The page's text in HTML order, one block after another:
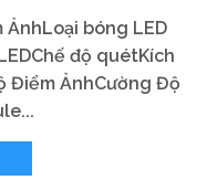
ẢnhLoại bóng LED
độ quétKích
Điểm ẢnhCường Độ